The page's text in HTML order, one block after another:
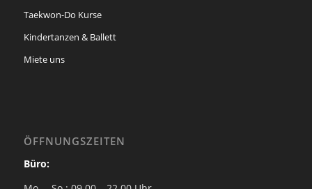
Taekwon-Do Kurse
Kindertanzen & Ballett
Miete uns
ÖFFNUNGSZEITEN
Büro: